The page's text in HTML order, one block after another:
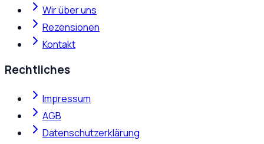
Wir über uns
Rezensionen
Kontakt
Rechtliches
Impressum
AGB
Datenschutzerklärung